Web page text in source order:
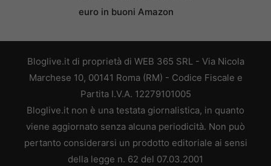
euro in buoni Amazon
Bloglive.it di proprietà di WEB 365 SRL - Via Nicola
Marchese 10, 00141 Roma (RM) - Codice Fiscale e
Partita I.V.A. 12279101005
Bloglive.it non è una testata giornalistica, in quanto
viene aggiornato senza alcuna periodicità. Non può
pertanto considerarsi un prodotto editoriale ai sensi
della legge n. 62 del 07.03.2001